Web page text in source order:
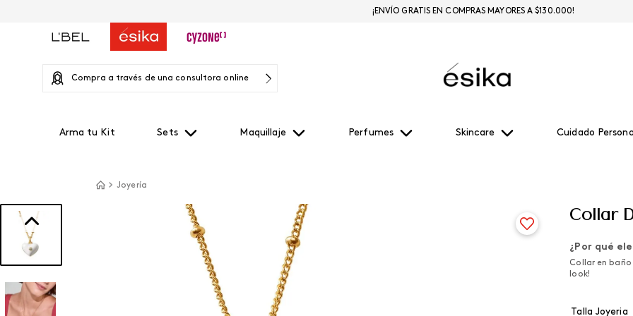
Compra a través de una consultora online
Arma tu Kit Sets Maquillaje Perfumes Skincare Cuidado
¡ENVÍO GRATIS EN COMPRAS MAYORES A $130.000!
Joyería
Collar
¿Por qué
Collar en
look!
Talla Joyeria